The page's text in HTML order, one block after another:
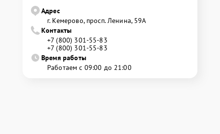
Адрес
г. Кемерово, просп. Ленина, 59А
Контакты
+7 (800) 301-55-83
+7 (800) 301-55-83
Время работы
Работаем с 09:00 до 21:00